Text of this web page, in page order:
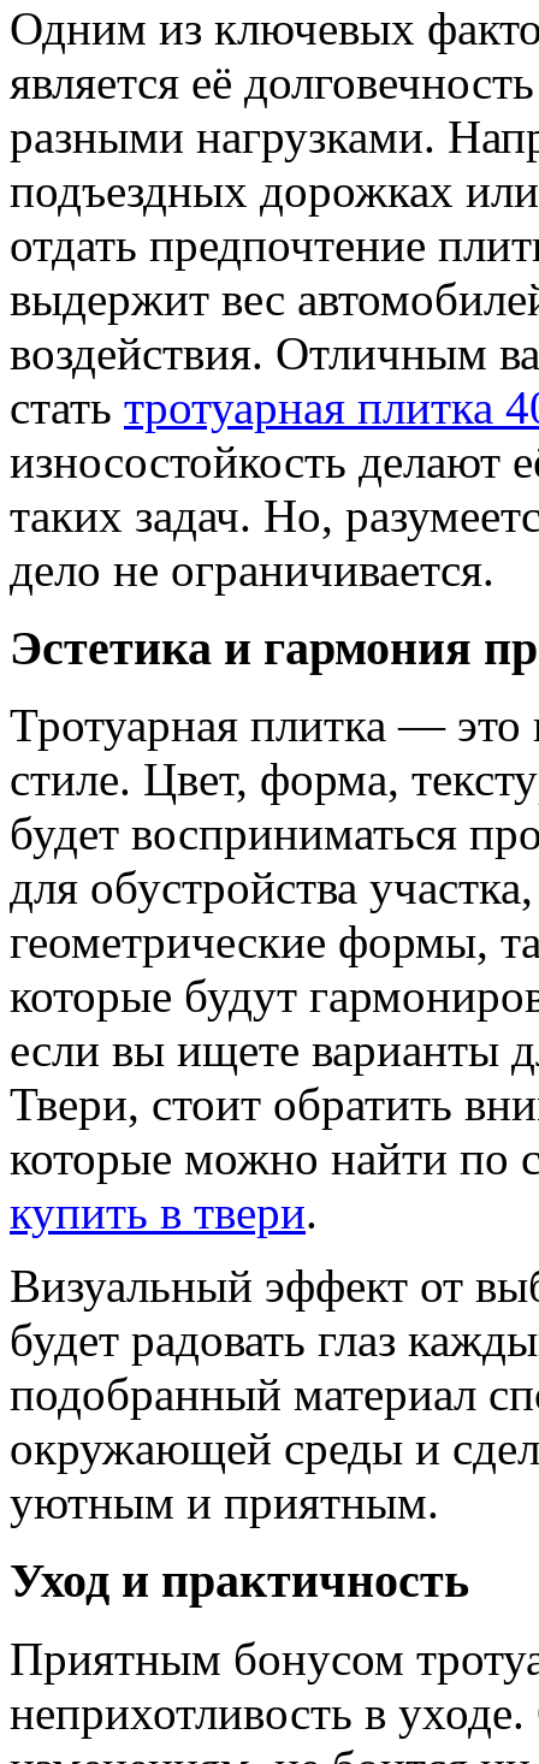
Одним из ключевых
является её
разными нагрузками.
подъездных дорожках
отдать предпочтение
выдержит вес
воздействия. Отличным
стать тротуарная плитка
износостойкость делают
таких задач. Но,
дело не ограничивается.
Эстетика и гармония
Тротуарная плитка — это
стиле. Цвет, форма,
будет восприниматься
для обустройства
геометрические формы,
которые будут
если вы ищете варианты
Твери, стоит обратить
которые можно найти по
купить в твери.
Визуальный эффект от
будет радовать глаз
подобранный материал
окружающей среды и
уютным и приятным.
Уход и практичность
Приятным бонусом
неприхотливость в